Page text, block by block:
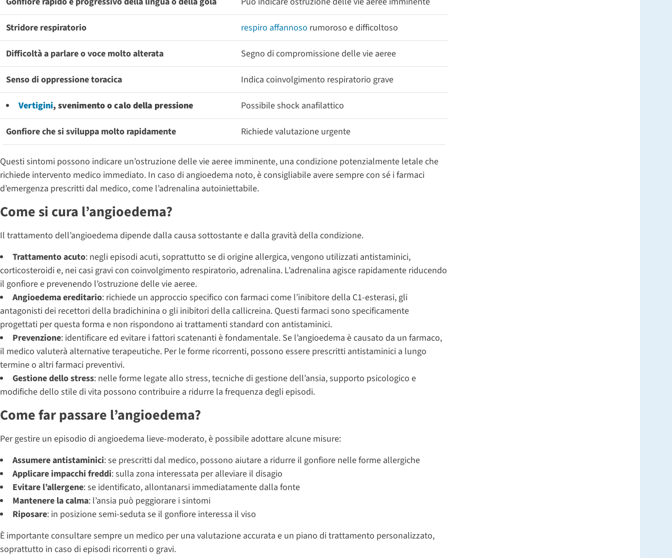
Stridore respiratorio respiro affannoso rumoroso e difficoltoso
Difficoltà a parlare o voce molto alterata Segno di compromissione delle vie aeree
Senso di oppressione toracica Indica coinvolgimento respiratorio grave
Vertigini, svenimento o calo della pressione Possibile shock anafilattico
Gonfiore che si sviluppa molto rapidamente Richiede valutazione urgente
Questi sintomi possono indicare un’ostruzione delle vie aeree imminente, una condizione potenzialmente letale che
richiede intervento medico immediato. In caso di angioedema noto, è consigliabile avere sempre con sé i farmaci
d’emergenza prescritti dal medico, come l’adrenalina autoiniettabile.
Come si cura l’angioedema?
Il trattamento dell’angioedema dipende dalla causa sottostante e dalla gravità della condizione.
Trattamento acuto: negli episodi acuti, soprattutto se di origine allergica, vengono utilizzati antistaminici,
corticosteroidi e, nei casi gravi con coinvolgimento respiratorio, adrenalina. L’adrenalina agisce rapidamente riducendo
il gonfiore e prevenendo l’ostruzione delle vie aeree.
Angioedema ereditario: richiede un approccio specifico con farmaci come l’inibitore della C1-esterasi, gli
antagonisti dei recettori della bradichinina o gli inibitori della callicreina. Questi farmaci sono specificamente
progettati per questa forma e non rispondono ai trattamenti standard con antistaminici.
Prevenzione: identificare ed evitare i fattori scatenanti è fondamentale. Se l’angioedema è causato da un farmaco,
il medico valuterà alternative terapeutiche. Per le forme ricorrenti, possono essere prescritti antistaminici a lungo
termine o altri farmaci preventivi.
Gestione dello stress: nelle forme legate allo stress, tecniche di gestione dell’ansia, supporto psicologico e
modifiche dello stile di vita possono contribuire a ridurre la frequenza degli episodi.
Come far passare l’angioedema?
Per gestire un episodio di angioedema lieve-moderato, è possibile adottare alcune misure:
Assumere antistaminici: se prescritti dal medico, possono aiutare a ridurre il gonfiore nelle forme allergiche
Applicare impacchi freddi: sulla zona interessata per alleviare il disagio
Evitare l’allergene: se identificato, allontanarsi immediatamente dalla fonte
Mantenere la calma: l’ansia può peggiorare i sintomi
Riposare: in posizione semi-seduta se il gonfiore interessa il viso
È importante consultare sempre un medico per una valutazione accurata e un piano di trattamento personalizzato,
soprattutto in caso di episodi ricorrenti o gravi.